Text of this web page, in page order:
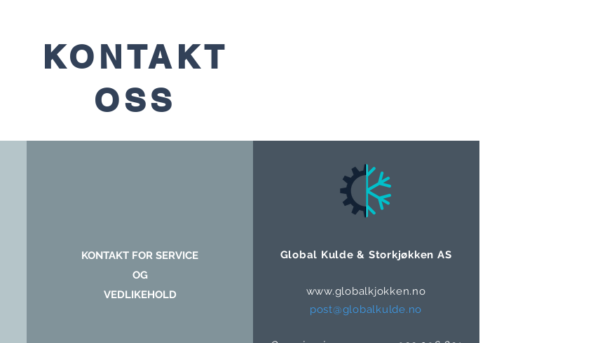
KONTAKT
OSS
KONTAKT FOR SERVICE
OG
VEDLIKEHOLD
Global Kulde & Storkjøkken AS
www.globalkjokken.no
post@globalkulde.no